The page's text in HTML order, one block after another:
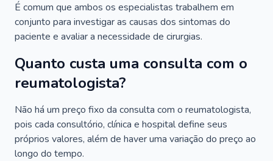
É comum que ambos os especialistas trabalhem em
conjunto para investigar as causas dos sintomas do
paciente e avaliar a necessidade de cirurgias.
Quanto custa uma consulta com o
reumatologista?
Não há um preço fixo da consulta com o reumatologista,
pois cada consultório, clínica e hospital define seus
próprios valores, além de haver uma variação do preço ao
longo do tempo.